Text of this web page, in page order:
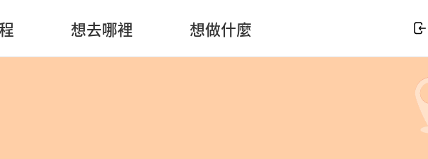
想去哪裡 想做什麼